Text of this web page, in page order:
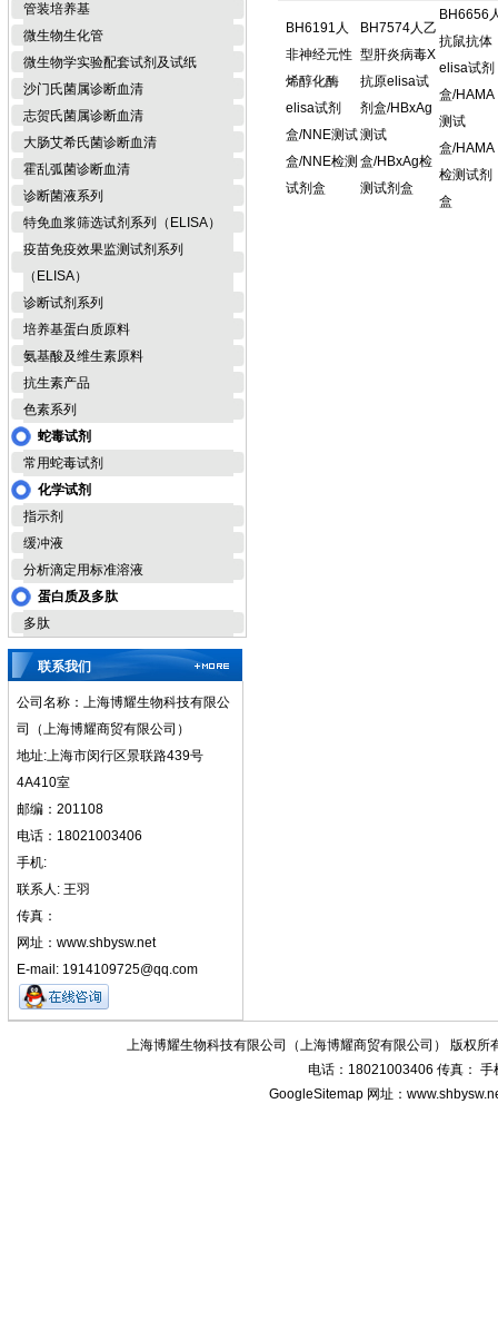
管装培养基
微生物生化管
微生物学实验配套试剂及试纸
沙门氏菌属诊断血清
志贺氏菌属诊断血清
大肠艾希氏菌诊断血清
霍乱弧菌诊断血清
诊断菌液系列
特免血浆筛选试剂系列（ELISA）
疫苗免疫效果监测试剂系列
（ELISA）
诊断试剂系列
培养基蛋白质原料
氨基酸及维生素原料
抗生素产品
色素系列
蛇毒试剂
常用蛇毒试剂
化学试剂
指示剂
缓冲液
分析滴定用标准溶液
蛋白质及多肽
多肽
联系我们
公司名称：上海博耀生物科技有限公
司（上海博耀商贸有限公司）
地址:上海市闵行区景联路439号
4A410室
邮编：201108
电话：18021003406
手机:
联系人: 王羽
传真：
网址：www.shbysw.net
E-mail: 1914109725@qq.com
BH6191人
非神经元性
烯醇化酶
elisa试剂
盒/NNE测试
盒/NNE检测
试剂盒
BH7574人乙
型肝炎病毒X
抗原elisa试
剂盒/HBxAg
测试
盒/HBxAg检
测试剂盒
BH6656
抗鼠抗体
elisa试剂
盒/HAMA
测试
盒/HAMA
检测试剂
盒
上海博耀生物科技有限公司（上海博耀商贸有限公司） 版权所
电话：18021003406 传真： 手
GoogleSitemap 网址：